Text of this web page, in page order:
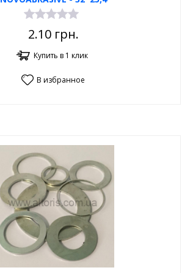
2.10грн.
Купить в 1 клик
В избранное